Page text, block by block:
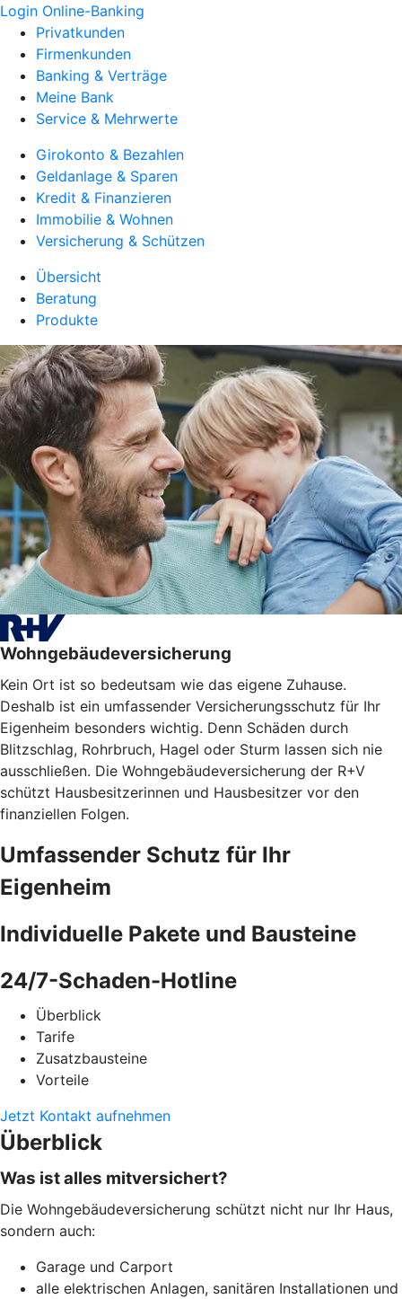
Login Online-Banking
Privatkunden
Firmenkunden
Banking & Verträge
Meine Bank
Service & Mehrwerte
Girokonto & Bezahlen
Geldanlage & Sparen
Kredit & Finanzieren
Immobilie & Wohnen
Versicherung & Schützen
Übersicht
Beratung
Produkte
Wohngebäudeversicherung
Kein Ort ist so bedeutsam wie das eigene Zuhause.
Deshalb ist ein umfassender Versicherungsschutz für Ihr
Eigenheim besonders wichtig. Denn Schäden durch
Blitzschlag, Rohrbruch, Hagel oder Sturm lassen sich nie
ausschließen. Die Wohngebäudeversicherung der R+V
schützt Hausbesitzerinnen und Hausbesitzer vor den
finanziellen Folgen.
Umfassender Schutz für Ihr
Eigenheim
Individuelle Pakete und Bausteine
24/7-Schaden-Hotline
Überblick
Tarife
Zusatzbausteine
Vorteile
Jetzt Kontakt aufnehmen
Überblick
Was ist alles mitversichert?
Die Wohngebäudeversicherung schützt nicht nur Ihr Haus,
sondern auch:
Garage und Carport
alle elektrischen Anlagen, sanitären Installationen und